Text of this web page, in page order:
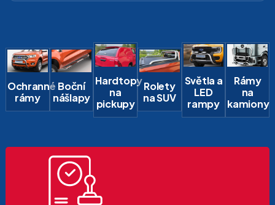
Ochranné
rámy
Boční
nášlapy
Hardtopy
na
pickupy
Rolety
na SUV
Světla a
LED
rampy
Rámy
na
kamiony